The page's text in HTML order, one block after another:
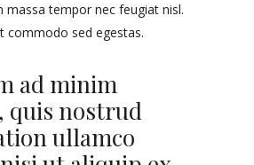
massa tempor nec feugiat nisl.
commodo sed egestas.
ad minim
quis nostrud
ullamco